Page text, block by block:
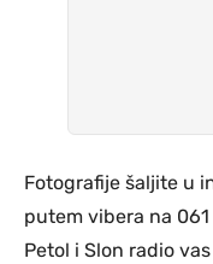
Fotografije šaljite u
putem vibera na
Petol i Slon radio